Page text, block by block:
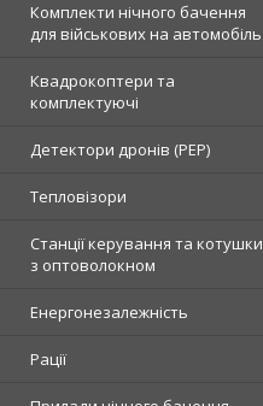
Комплекти нічного бачення
для військових на автомобіль
Квадрокоптери та
комплектуючі
Детектори дронів (РЕР)
Тепловізори
Станції керування та котушки
з оптоволокном
Енергонезалежність
Рації